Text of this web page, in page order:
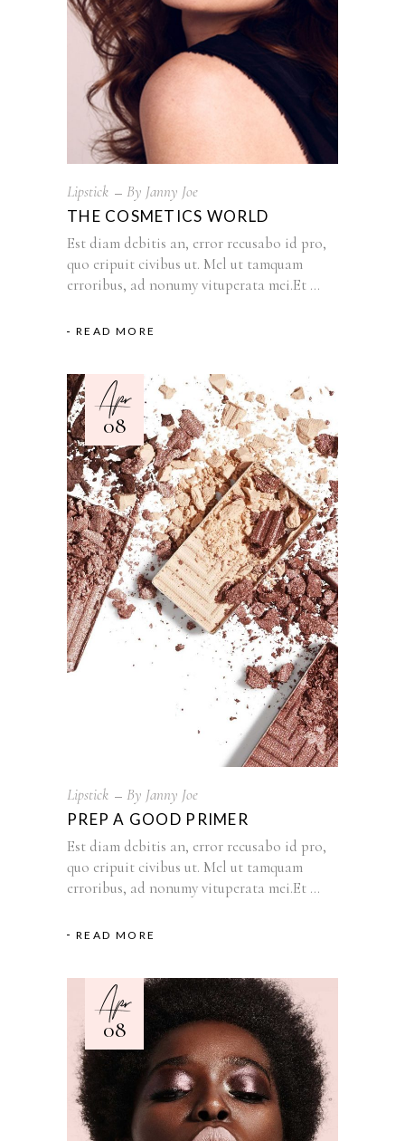
Lipstick By Janny Joe
THE COSMETICS WORLD
Est diam debitis an, error recusabo id pro,
quo eripuit civibus ut. Mel ut tamquam
erroribus, ad nonumy vituperata mei.Et
READ MORE
Apr
08
Lipstick By Janny Joe
PREP A GOOD PRIMER
Est diam debitis an, error recusabo id pro,
quo eripuit civibus ut. Mel ut tamquam
erroribus, ad nonumy vituperata mei.Et
READ MORE
Apr
08